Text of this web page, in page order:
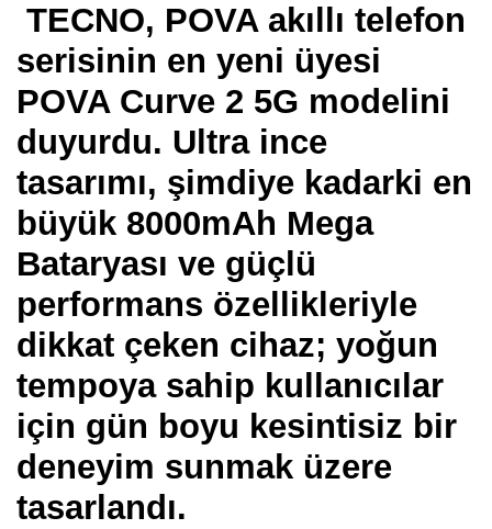
TECNO, POVA akıllı telefon
serisinin en yeni üyesi
POVA Curve 2 5G modelini
duyurdu. Ultra ince
tasarımı, şimdiye kadarki en
büyük 8000mAh Mega
Bataryası ve güçlü
performans özellikleriyle
dikkat çeken cihaz; yoğun
tempoya sahip kullanıcılar
için gün boyu kesintisiz bir
deneyim sunmak üzere
tasarlandı.